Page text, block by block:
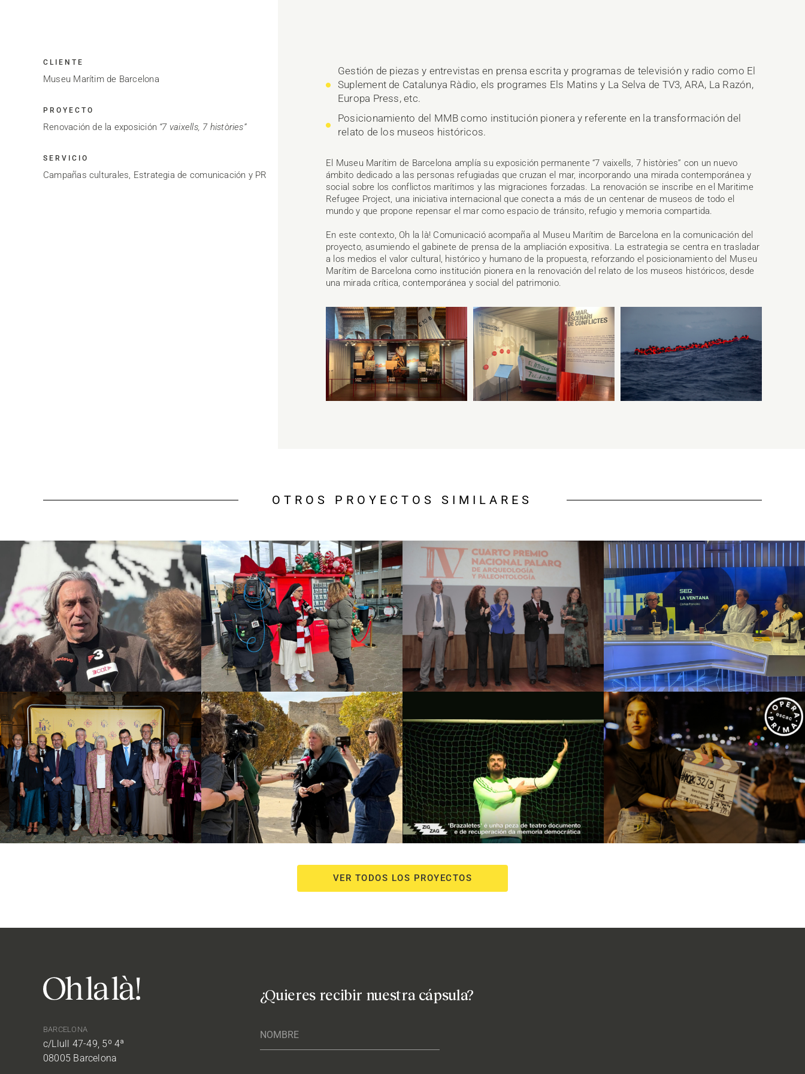
CLIENTE
Museu Marítim de Barcelona
PROYECTO
Renovación de la exposición “7 vaixells, 7 històries”
SERVICIO
Campañas culturales, Estrategia de comunicación y PR
Gestión de piezas y entrevistas en prensa escrita y programas de televisión y radio como El
Suplement de Catalunya Ràdio, els programes Els Matins y La Selva de TV3, ARA, La Razón,
Europa Press, etc.
Posicionamiento del MMB como institución pionera y referente en la transformación del
relato de los museos históricos.
El Museu Marítim de Barcelona amplía su exposición permanente “7 vaixells, 7 històries” con un nuevo
ámbito dedicado a las personas refugiadas que cruzan el mar, incorporando una mirada contemporánea y
social sobre los conflictos marítimos y las migraciones forzadas. La renovación se inscribe en el Maritime
Refugee Project, una iniciativa internacional que conecta a más de un centenar de museos de todo el
mundo y que propone repensar el mar como espacio de tránsito, refugio y memoria compartida.
En este contexto, Oh la là! Comunicació acompaña al Museu Marítim de Barcelona en la comunicación del
proyecto, asumiendo el gabinete de prensa de la ampliación expositiva. La estrategia se centra en trasladar
a los medios el valor cultural, histórico y humano de la propuesta, reforzando el posicionamiento del Museu
Marítim de Barcelona como institución pionera en la renovación del relato de los museos históricos, desde
una mirada crítica, contemporánea y social del patrimonio.
OTROS PROYECTOS SIMILARES
NOU Sentit Urbà
Campañas culturales
Estrategia de
comunicación y PR
Estrategia
digital y contenidos
Giving Machines
Estrategia de comunicación y PR
Fundación Palarq – IV
Premio Nacional Palarq
de Arqueología y
Paleontología
Campañas culturales
Estrategia de
comunicación y PR
Hermana Leonor 20.000
km de confesión
Campañas culturales Estrategia de
comunicación y PR
Institut d’Estudis Aranesi
(IEA)
Campañas culturales Estrategia de
comunicación y PR
Brots
Campañas culturales Estrategia de
comunicación y PR
Estrategia
digital y contenidos
Amorodio Teatro
Campañas culturales Estrategia de
comunicación y PR
ESCAC
Campañas culturales Estrategia de
comunicación y PR Estrategia
digital y contenidos
VER TODOS LOS PROYECTOS
BARCELONA
c/Llull 47-49, 5º 4ª
08005 Barcelona
¿Quieres recibir nuestra cápsula?